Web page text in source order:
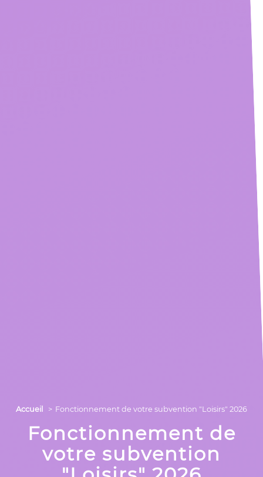
Accueil Fonctionnement de votre subvention "Loisirs" 2026
Fonctionnement de
votre subvention